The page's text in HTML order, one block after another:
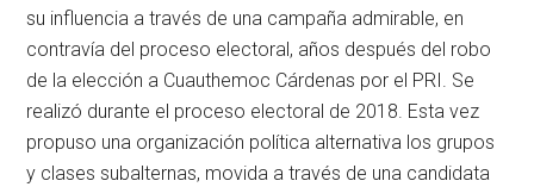
su influencia a través de una campaña admirable, en
contravía del proceso electoral, años después del robo
de la elección a Cuauthemoc Cárdenas por el PRI. Se
realizó durante el proceso electoral de 2018. Esta vez
propuso una organización política alternativa los grupos
y clases subalternas, movida a través de una candidata